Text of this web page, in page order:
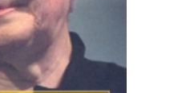
CARRELLO